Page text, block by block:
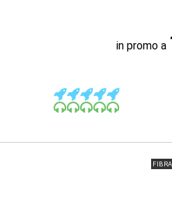
in promo a